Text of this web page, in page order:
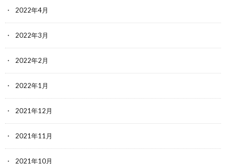
2022年4月
2022年3月
2022年2月
2022年1月
2021年12月
2021年11月
2021年10月